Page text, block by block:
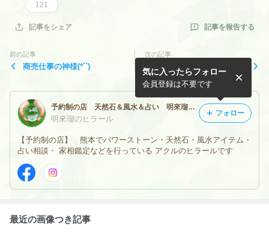
121
記事をシェア 記事を報告する
前の記事
商売仕事の神様(*´`)
次の記事
縁起が良いこちら (^_-)-☆
予約制の店 天然石＆風水＆占い 明來瑠のヒラール
明來瑠のヒラール
【予約制の店】 熊本でパワーストーン・天然石・風水アイテム・
占い相談・ 家相鑑定などを行っている アクルのヒラールです
気に入ったらフォロー
会員登録は不要です
フォロー
最近の画像つき記事